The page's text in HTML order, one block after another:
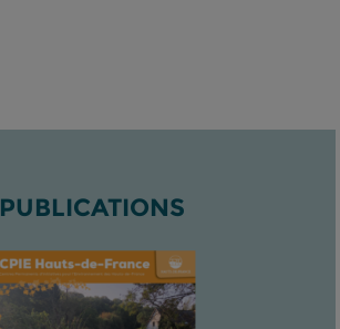
PUBLICATIONS